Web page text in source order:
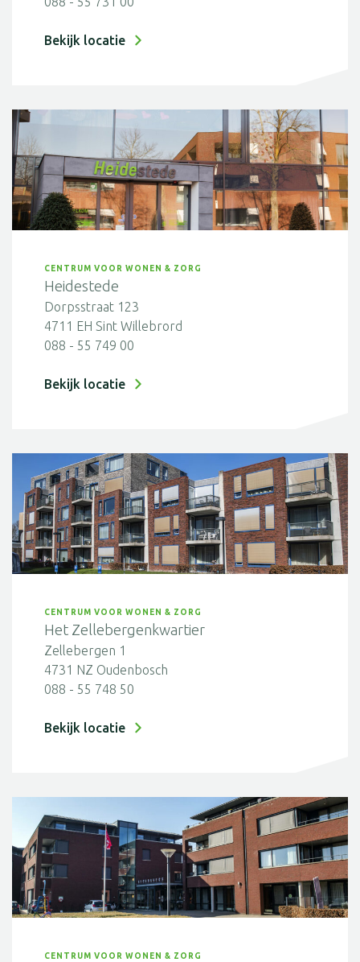
Bekijk locatie
CENTRUM VOOR WONEN & ZORG
Heidestede
Dorpsstraat 123
4711 EH Sint Willebrord
088 - 55 749 00
Bekijk locatie
CENTRUM VOOR WONEN & ZORG
Het Zellebergenkwartier
Zellebergen 1
4731 NZ Oudenbosch
088 - 55 748 50
Bekijk locatie
CENTRUM VOOR WONEN & ZORG